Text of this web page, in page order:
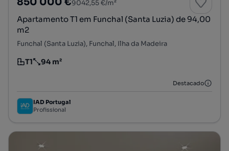
9042,55 €/m²
Apartamento T1 em Funchal (Santa Luzia) de 94,00
m2
Funchal (Santa Luzia), Funchal, Ilha da Madeira
Tipologia
T1
Preço por metro quadrado
94 m²
Destacado
IAD Portugal
Profissional